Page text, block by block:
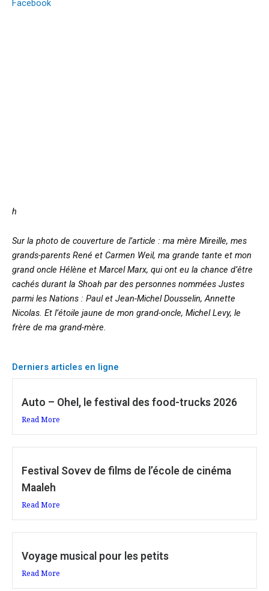
Facebook
h
Sur la photo de couverture de l’article : ma mère Mireille, mes
grands-parents René et Carmen Weil, ma grande tante et mon
grand oncle Hélène et Marcel Marx, qui ont eu la chance d’être
cachés durant la Shoah par des personnes nommées Justes
parmi les Nations : Paul et Jean-Michel Dousselin, Annette
Nicolas. Et l’étoile jaune de mon grand-oncle, Michel Levy, le
frère de ma grand-mère.
Derniers articles en ligne
Auto – Ohel, le festival des food-trucks 2026
Read More
Festival Sovev de films de l’école de cinéma
Maaleh
Read More
Voyage musical pour les petits
Read More